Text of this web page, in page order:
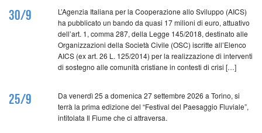
30/9
L’Agenzia Italiana per la Cooperazione allo Sviluppo (AICS)
ha pubblicato un bando da quasi 17 milioni di euro, attuativo
dell’art. 1, comma 287, della Legge 145/2018, destinato alle
Organizzazioni della Società Civile (OSC) iscritte all’Elenco
AICS (ex art. 26 L. 125/2014) per la realizzazione di interventi
di sostegno alle comunità cristiane in contesti di crisi […]
25/9
Da venerdì 25 a domenica 27 settembre 2026 a Torino, si
terrà la prima edizione del “Festival del Paesaggio Fluviale”,
intitolata Il Fiume che ci attraversa.